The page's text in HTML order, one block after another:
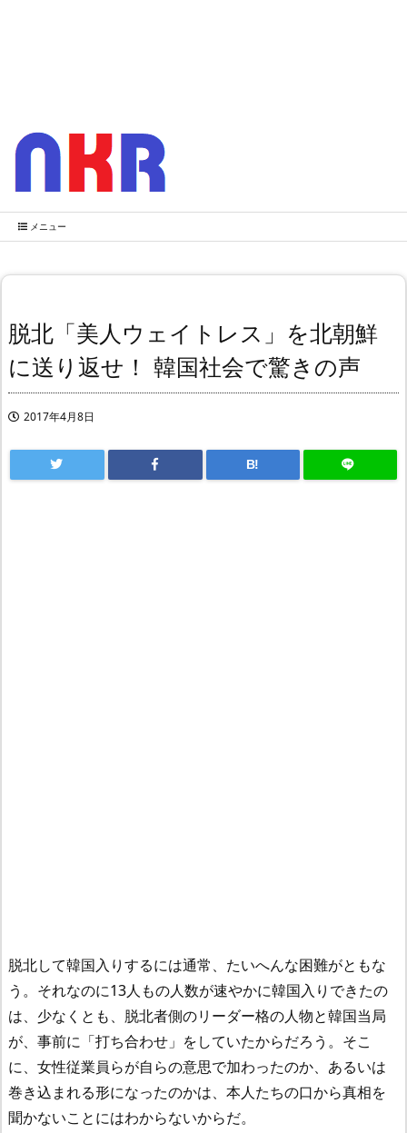
メニュー
脱北「美人ウェイトレス」を北朝鮮
に送り返せ！ 韓国社会で驚きの声
2017年4月8日
B!
脱北して韓国入りするには通常、たいへんな困難がともな
う。それなのに13人もの人数が速やかに韓国入りできたの
は、少なくとも、脱北者側のリーダー格の人物と韓国当局
が、事前に「打ち合わせ」をしていたからだろう。そこ
に、女性従業員らが自らの意思で加わったのか、あるいは
巻き込まれる形になったのかは、本人たちの口から真相を
聞かないことにはわからないからだ。